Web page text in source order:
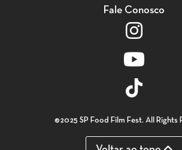
Fale Conosco
©2025 SP Food Film Fest. All Rights